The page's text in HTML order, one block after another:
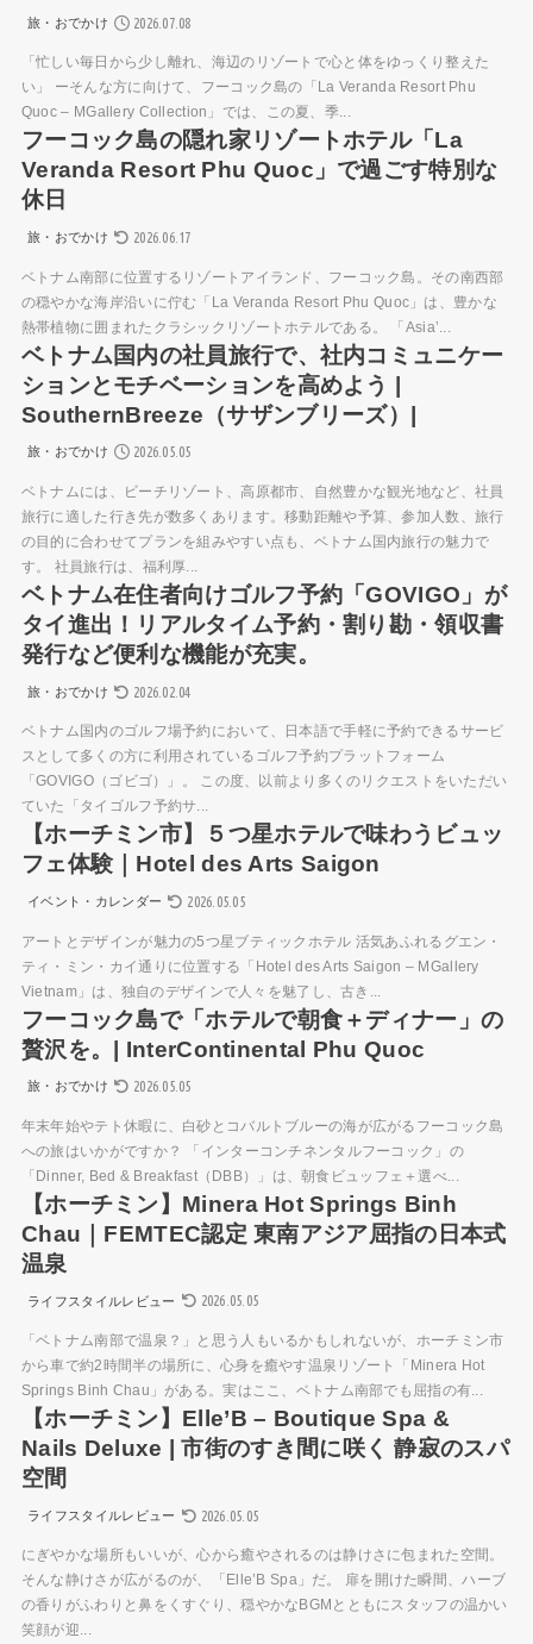
旅・おでかけ 2026.07.08
「忙しい毎日から少し離れ、海辺のリゾートで心と体をゆっくり整えた
い」 ーそんな方に向けて、フーコック島の「La Veranda Resort Phu
Quoc – MGallery Collection」では、この夏、季...
フーコック島の隠れ家リゾートホテル「La
Veranda Resort Phu Quoc」で過ごす特別な
休日
旅・おでかけ 2026.06.17
ベトナム南部に位置するリゾートアイランド、フーコック島。その南西部
の穏やかな海岸沿いに佇む「La Veranda Resort Phu Quoc」は、豊かな
熱帯植物に囲まれたクラシックリゾートホテルである。 「Asia’...
ベトナム国内の社員旅行で、社内コミュニケー
ションとモチベーションを高めよう |
SouthernBreeze（サザンブリーズ）|
旅・おでかけ 2026.05.05
ベトナムには、ビーチリゾート、高原都市、自然豊かな観光地など、社員
旅行に適した行き先が数多くあります。移動距離や予算、参加人数、旅行
の目的に合わせてプランを組みやすい点も、ベトナム国内旅行の魅力で
す。 社員旅行は、福利厚...
ベトナム在住者向けゴルフ予約「GOVIGO」が
タイ進出！リアルタイム予約・割り勘・領収書
発行など便利な機能が充実。
旅・おでかけ 2026.02.04
ベトナム国内のゴルフ場予約において、日本語で手軽に予約できるサービ
スとして多くの方に利用されているゴルフ予約プラットフォーム
「GOVIGO（ゴビゴ）」。 この度、以前より多くのリクエストをいただい
ていた「タイゴルフ予約サ...
【ホーチミン市】５つ星ホテルで味わうビュッ
フェ体験｜Hotel des Arts Saigon
イベント・カレンダー 2026.05.05
アートとデザインが魅力の5つ星ブティックホテル 活気あふれるグエン・
ティ・ミン・カイ通りに位置する「Hotel des Arts Saigon – MGallery
Vietnam」は、独自のデザインで人々を魅了し、古き...
フーコック島で「ホテルで朝食＋ディナー」の
贅沢を。| InterContinental Phu Quoc
旅・おでかけ 2026.05.05
年末年始やテト休暇に、白砂とコバルトブルーの海が広がるフーコック島
への旅はいかがですか？ 「インターコンチネンタルフーコック」の
「Dinner, Bed & Breakfast（DBB）」は、朝食ビュッフェ＋選べ...
【ホーチミン】Minera Hot Springs Binh
Chau｜FEMTEC認定 東南アジア屈指の日本式
温泉
ライフスタイルレビュー 2026.05.05
「ベトナム南部で温泉？」と思う人もいるかもしれないが、ホーチミン市
から車で約2時間半の場所に、心身を癒やす温泉リゾート「Minera Hot
Springs Binh Chau」がある。実はここ、ベトナム南部でも屈指の有...
【ホーチミン】Elle’B – Boutique Spa &
Nails Deluxe | 市街のすき間に咲く 静寂のスパ
空間
ライフスタイルレビュー 2026.05.05
にぎやかな場所もいいが、心から癒やされるのは静けさに包まれた空間。
そんな静けさが広がるのが、「Elle’B Spa」だ。 扉を開けた瞬間、ハーブ
の香りがふわりと鼻をくすぐり、穏やかなBGMとともにスタッフの温かい
笑顔が迎...